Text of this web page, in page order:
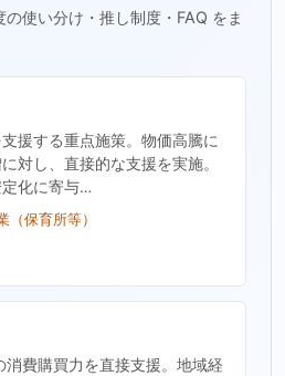
使い分け・推し制度・FAQ をま
援する重点施策。物価高騰に
対し、直接的な支援を実施。
化に寄与…
保育所等）
費購買力を直接支援。地域経